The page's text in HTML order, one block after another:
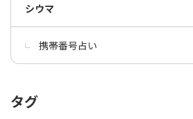
シウマ
携帯番号占い
タグ